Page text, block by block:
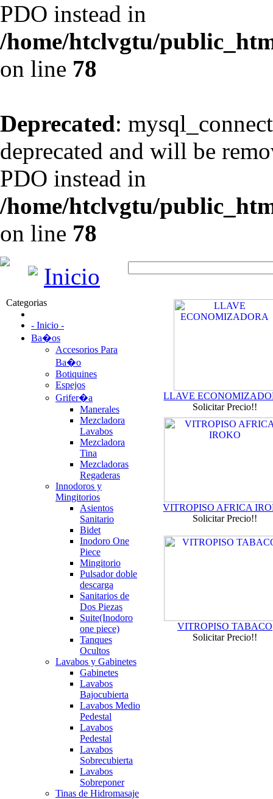
PDO instead in
/home/htclvgtu/
on line 78
Deprecated:
deprecated and will be
PDO instead in
/home/htclvgtu/
on line 78
Inicio
Categorias
- Inicio -
Ba�os
Accesorios Para
Ba�o
Botiquines
Espejos
Grifer�a
Manerales
Mezcladora
Lavabos
Mezcladora
Tina
Mezcladoras
Regaderas
Innodoros y
Mingitorios
Asientos
Sanitario
Bidet
Inodoro One
Piece
Mingitorio
Pulsador doble
descarga
Sanitarios de
Dos Piezas
Suite(Inodoro
one piece)
Tanques
Ocultos
Lavabos y Gabinetes
Gabinetes
Lavabos
Bajocubierta
Lavabos Medio
Pedestal
Lavabos
Pedestal
Lavabos
Sobrecubierta
Lavabos
Sobreponer
Tinas de Hidromasaje
LLAVE
Solicitar Precio!!
VITROPISO AFRICA
Solicitar Precio!!
VITROPISO TABACO
Solicitar Precio!!